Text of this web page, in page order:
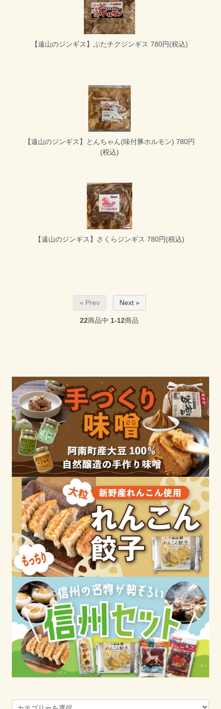
【遠山のジンギス】ぶたチクジンギス 780円(税込)
【遠山のジンギス】とんちゃん(味付豚ホルモン) 780円
(税込)
【遠山のジンギス】さくらジンギス 780円(税込)
« Prev Next »
22商品中 1-12商品